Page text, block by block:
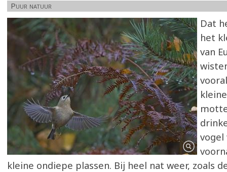
Puur natuur
Dat
het
van
vogel
kleine ondiepe plassen. Bij heel nat weer, zoals